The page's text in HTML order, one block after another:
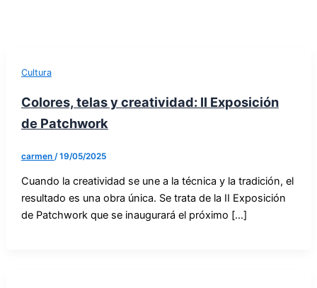
Cultura
Colores, telas y creatividad: II Exposición
de Patchwork
carmen /19/05/2025
Cuando la creatividad se une a la técnica y la tradición, el
resultado es una obra única. Se trata de la II Exposición
de Patchwork que se inaugurará el próximo […]